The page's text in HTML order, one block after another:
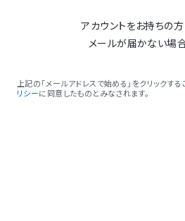
アカウントをお持ちの
メールが届かない場
上記の「メールアドレスで始める」をクリックする
リシーに同意したものとみなされます。